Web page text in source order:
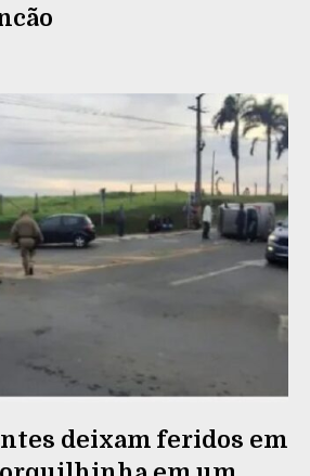
deixam feridos em